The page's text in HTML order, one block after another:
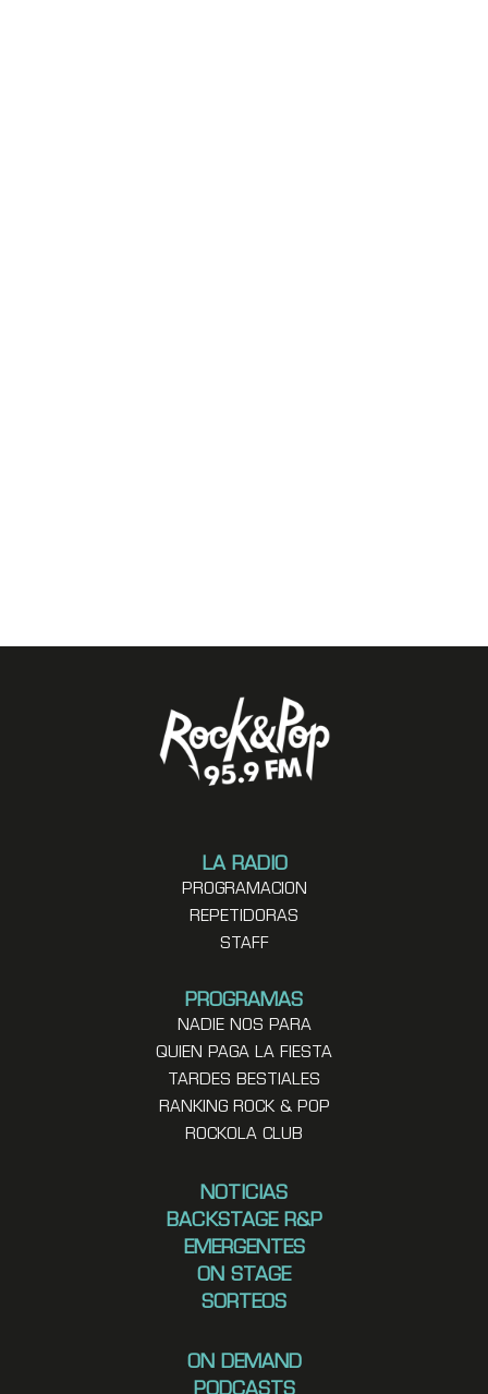
LA RADIO
PROGRAMACION
REPETIDORAS
STAFF
PROGRAMAS
NADIE NOS PARA
QUIEN PAGA LA FIESTA
TARDES BESTIALES
RANKING ROCK & POP
ROCKOLA CLUB
NOTICIAS
BACKSTAGE R&P
EMERGENTES
ON STAGE
SORTEOS
ON DEMAND
PODCASTS